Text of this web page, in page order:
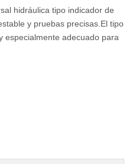
hidráulica tipo indicador de
y pruebas precisas.El tipo
especialmente adecuado para